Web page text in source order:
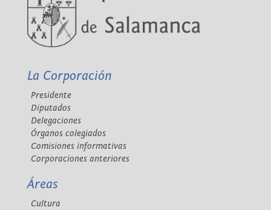
La Corporación
Presidente
Diputados
Delegaciones
Órganos colegiados
Comisiones informativas
Corporaciones anteriores
Áreas
Cultura